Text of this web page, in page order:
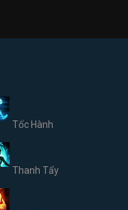
Tốc Hành
Thanh Tẩy